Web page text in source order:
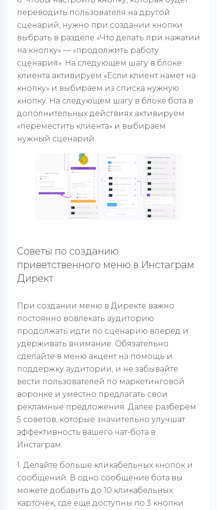
переводить пользователя на другой
сценарий, нужно при создании кнопки
выбрать в разделе «Что делать при нажатии
на кнопку» — «продолжить работу
сценария». На следующем шагу в блоке
клиента активируем «Если клиент намет на
кнопку» и выбираем из списка нужную
кнопку. На следующем шагу в блоке бота в
дополнительных действиях активируем
«переместить клиента» и выбираем
нужный сценарий.
Советы по созданию
приветственного меню в Инстаграм
Директ
При создании меню в Директе важно
постоянно вовлекать аудиторию
продолжать идти по сценарию вперед и
удерживать внимание. Обязательно
сделайте в меню акцент на помощь и
поддержку аудитории, и не забывайте
вести пользователей по маркетинговой
воронке и уместно предлагать свои
рекламные предложения. Далее разберем
5 советов, которые значительно улучшат
эффективность вашего чат-бота в
Инстаграм.
1. Делайте больше кликабельных кнопок и
сообщений. В одно сообщение бота вы
можете добавить до 10 кликабельных
карточек, где еще доступны по 3 кнопки